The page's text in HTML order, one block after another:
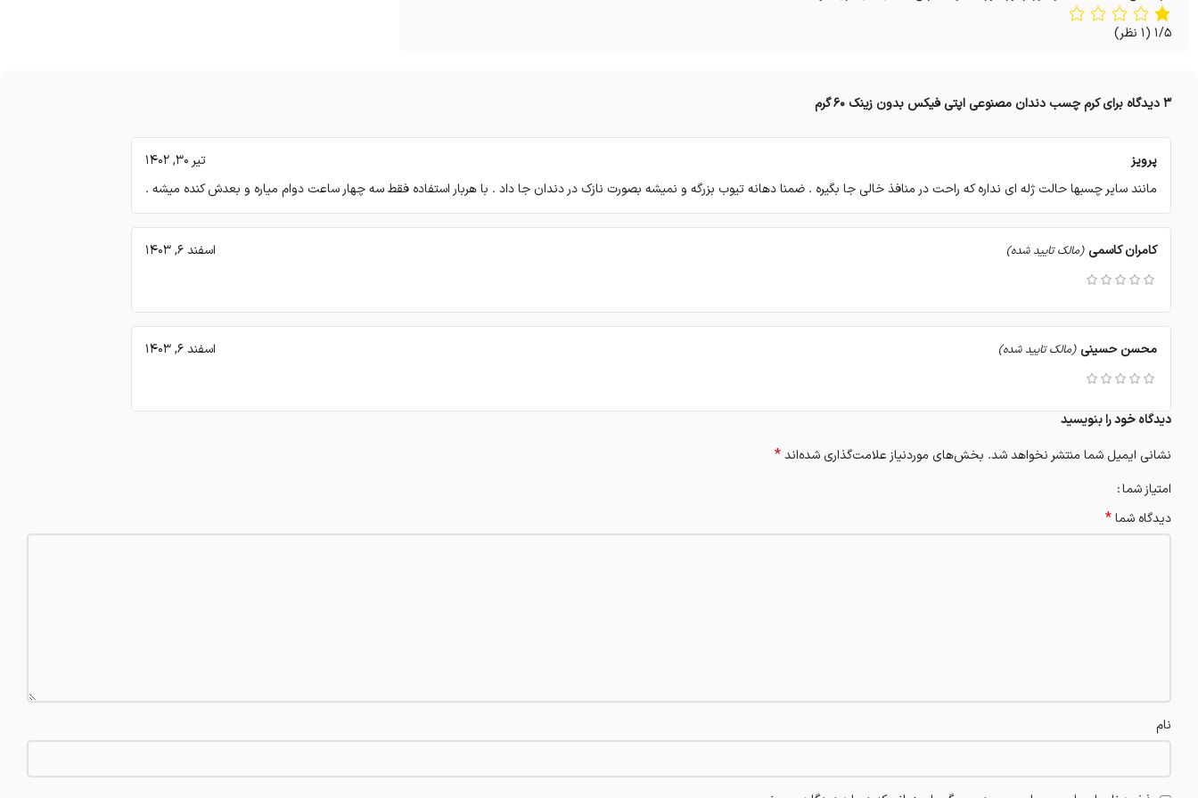
1/5 (1 نظر)
3 دیدگاه برای کرم چسب دندان مصنوعی اپتی فیکس بدون زینک 60 گرم
پرویز
تیر 30, 1402
مانند سایر چسبها حالت ژله ای نداره که راحت در منافذ خالی جا بگیره . ضمنا دهانه تیوب بزرگه و نمیشه بصورت نازک در دندان جا داد . با هربار استفاده فقط سه چهار ساعت دوام میاره و بعدش کنده میشه .
کامران کاسمی (مالک تایید شده) اسفند 6, 1403
محسن حسینی (مالک تایید شده) اسفند 6, 1403
دیدگاه خود را بنویسید
نشانی ایمیل شما منتشر نخواهد شد. بخش‌های موردنیاز علامت‌گذاری شده‌اند*
امتیاز شما
دیدگاه شما*
نام